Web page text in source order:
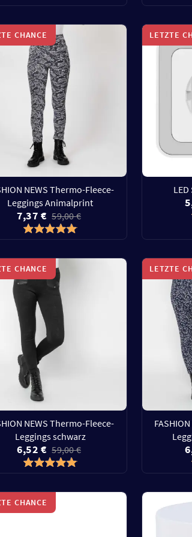
CHANCE
NEWS Thermo-Fleece-
Leggings Animalprint
7,37 € 59,00 €
LETZTE
CHANCE
NEWS Thermo-Fleece-
Leggings schwarz
6,52 € 59,00 €
LETZTE
CHANCE